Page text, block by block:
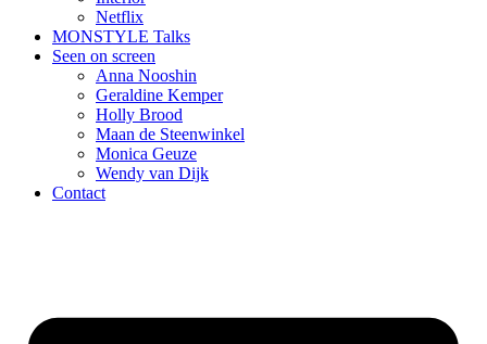
Netflix
MONSTYLE Talks
Seen on screen
Anna Nooshin
Geraldine Kemper
Holly Brood
Maan de Steenwinkel
Monica Geuze
Wendy van Dijk
Contact